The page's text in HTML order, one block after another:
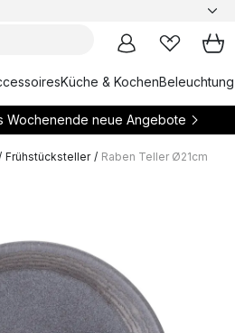
Küche & KochenBeleuchtung
neue Angebote
Frühstücksteller / Raben Teller Ø21cm